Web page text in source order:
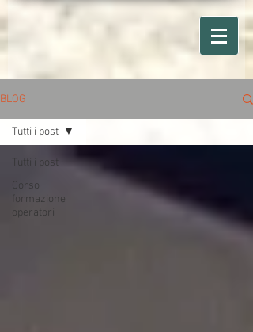
BLOG
Tutti i post
Corso
formazione
operatori
Tutti i post